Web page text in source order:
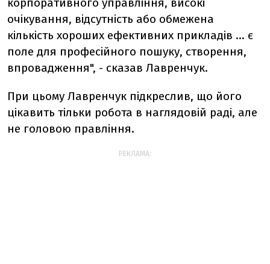
очікування, відсутність або обмежена
кількість хороших ефективних прикладів ... є
поле для професійного пошуку, створення,
впровадження", - сказав Лавренчук.
При цьому Лавренчук підкреслив, що його
цікавить тільки робота в наглядовій раді, але
не головою правління.
РЕКЛАМА: